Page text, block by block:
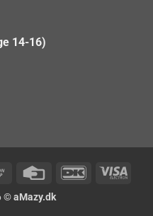
14-16)
Cash
Pickup
Credit
DanKort Visa
©aMazy.dk